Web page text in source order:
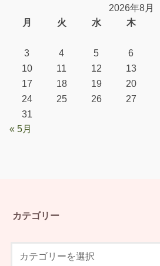
2026年8月
月
火 水 木
3
4 5 6
10
11 12 13
17
18 19 20
24
25 26 27
31
« 5月
カテゴリー